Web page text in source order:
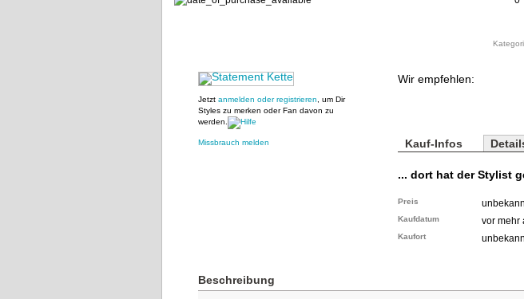
Jetzt anmelden oder registrieren , um Dir
Styles zu merken oder Fan davon zu
werden.
Missbrauch melden
Wir empfehlen:
Kauf-Infos
... dort hat der Stylist
Preis
Kaufdatum vor mehr
Kaufort
Beschreibung